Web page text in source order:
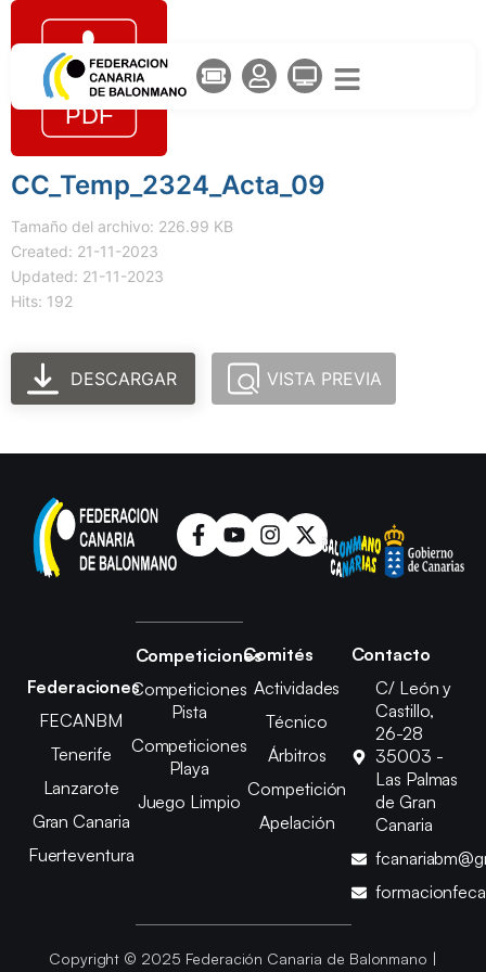
CC_Temp_2324_Acta_09
Tamaño del archivo: 226.99 KB
Created: 21-11-2023
Updated: 21-11-2023
Hits: 192
DESCARGAR VISTA PREVIA
Federaciones
FECANBM
Tenerife
Lanzarote
Gran Canaria
Fuerteventura
Competiciones
Competiciones
Pista
Competiciones
Playa
Juego Limpio
Comités
Actividades
Técnico
Árbitros
Competición
Apelación
Contacto
C/ León y
Castillo,
26-28
35003 -
Las Palmas
de Gran
Canaria
Copyright © 2025 Federación Canaria de Balonmano |